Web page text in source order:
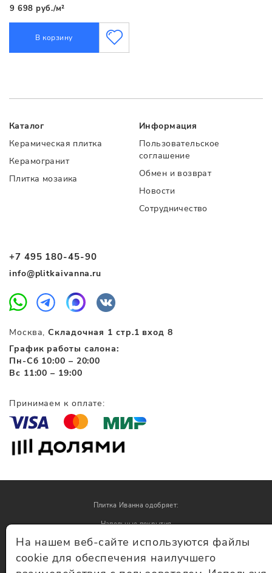
9 698 руб./м²
В корзину
+7 495 180-45-90
info@plitkaivanna.ru
Москва,Складочная 1 стр.1 вход 8
График работы салона:
Пн-Сб 10:00 – 20:00
Вс 11:00 – 19:00
Каталог
Керамическая плитка
Керамогранит
Плитка мозаика
Информация
Пользовательское
соглашение
Обмен и возврат
Новости
Сотрудничество
Принимаем к оплате:
Плитка Иванна одобряет:
Напольные покрытия
Обои
На нашем веб-сайте используются файлы
cookie для обеспечения наилучшего